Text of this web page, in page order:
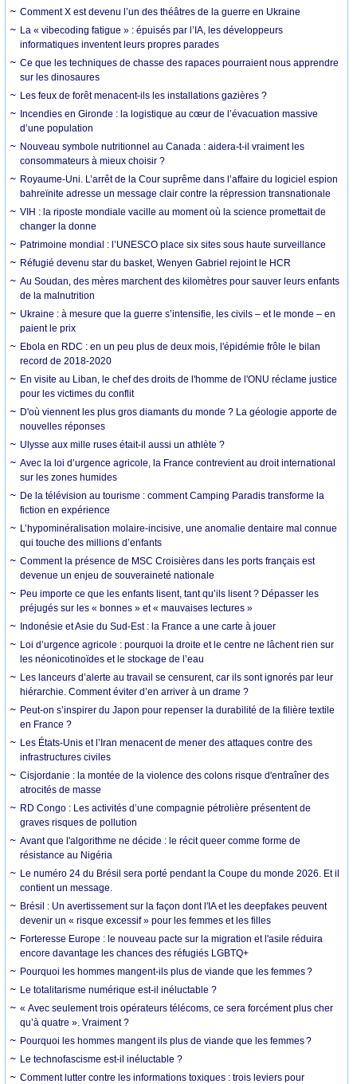
Comment X est devenu l’un des théâtres de la guerre en Ukraine
La « vibecoding fatigue » : épuisés par l’IA, les développeurs
informatiques inventent leurs propres parades
Ce que les techniques de chasse des rapaces pourraient nous apprendre
sur les dinosaures
Les feux de forêt menacent-ils les installations gazières ?
Incendies en Gironde : la logistique au cœur de l’évacuation massive
d’une population
Nouveau symbole nutritionnel au Canada : aidera-t-il vraiment les
consommateurs à mieux choisir ?
Royaume-Uni. L’arrêt de la Cour suprême dans l’affaire du logiciel espion
bahreïnite adresse un message clair contre la répression transnationale
VIH : la riposte mondiale vacille au moment où la science promettait de
changer la donne
Patrimoine mondial : l’UNESCO place six sites sous haute surveillance
Réfugié devenu star du basket, Wenyen Gabriel rejoint le HCR
Au Soudan, des mères marchent des kilomètres pour sauver leurs enfants
de la malnutrition
Ukraine : à mesure que la guerre s’intensifie, les civils – et le monde – en
paient le prix
Ebola en RDC : en un peu plus de deux mois, l'épidémie frôle le bilan
record de 2018-2020
En visite au Liban, le chef des droits de l'homme de l'ONU réclame justice
pour les victimes du conflit
D'où viennent les plus gros diamants du monde ? La géologie apporte de
nouvelles réponses
Ulysse aux mille ruses était-il aussi un athlète ?
Avec la loi d’urgence agricole, la France contrevient au droit international
sur les zones humides
De la télévision au tourisme : comment Camping Paradis transforme la
fiction en expérience
L’hypominéralisation molaire-incisive, une anomalie dentaire mal connue
qui touche des millions d’enfants
Comment la présence de MSC Croisières dans les ports français est
devenue un enjeu de souveraineté nationale
Peu importe ce que les enfants lisent, tant qu’ils lisent ? Dépasser les
préjugés sur les « bonnes » et « mauvaises lectures »
Indonésie et Asie du Sud-Est : la France a une carte à jouer
Loi d’urgence agricole : pourquoi la droite et le centre ne lâchent rien sur
les néonicotinoïdes et le stockage de l’eau
Les lanceurs d’alerte au travail se censurent, car ils sont ignorés par leur
hiérarchie. Comment éviter d’en arriver à un drame ?
Peut-on s’inspirer du Japon pour repenser la durabilité de la filière textile
en France ?
Les États-Unis et l’Iran menacent de mener des attaques contre des
infrastructures civiles
Cisjordanie : la montée de la violence des colons risque d'entraîner des
atrocités de masse
RD Congo : Les activités d’une compagnie pétrolière présentent de
graves risques de pollution
Avant que l'algorithme ne décide : le récit queer comme forme de
résistance au Nigéria
Le numéro 24 du Brésil sera porté pendant la Coupe du monde 2026. Et il
contient un message.
Brésil : Un avertissement sur la façon dont l'IA et les deepfakes peuvent
devenir un « risque excessif » pour les femmes et les filles
Forteresse Europe : le nouveau pacte sur la migration et l'asile réduira
encore davantage les chances des réfugiés LGBTQ+
Pourquoi les hommes mangent-ils plus de viande que les femmes ?
Le totalitarisme numérique est-il inéluctable ?
« Avec seulement trois opérateurs télécoms, ce sera forcément plus cher
qu’à quatre ». Vraiment ?
Pourquoi les hommes mangent ils plus de viande que les femmes ?
Le technofascisme est-il inéluctable ?
Comment lutter contre les informations toxiques : trois leviers pour